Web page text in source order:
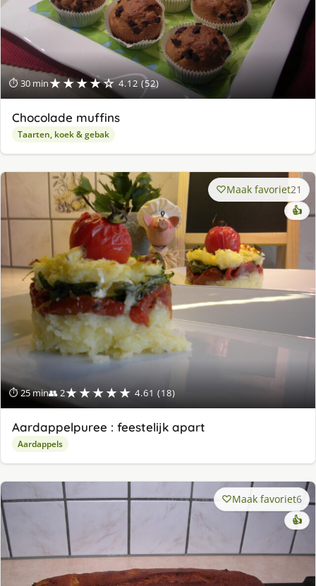
⏱ 30 min★★★★☆ 4.12 (52)
Chocolade muffins
Taarten, koek & gebak
⏱ 25 min👥 2★★★★★ 4.61 (18)
Maak favoriet21
👍
Aardappelpuree : feestelijk apart
Aardappels
Maak favoriet6
👍